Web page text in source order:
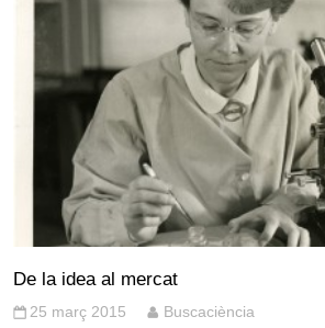
De la idea al mercat
25 març 2015 Buscaciència